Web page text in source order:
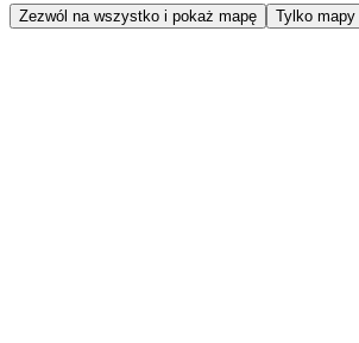
Zezwól na wszystko i pokaż mapę Tylko mapy